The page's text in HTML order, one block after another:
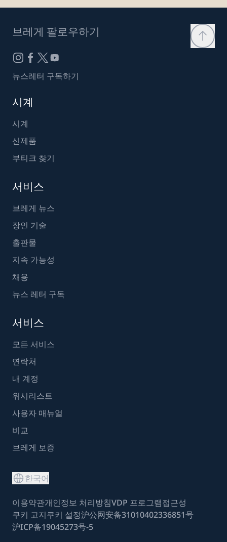
브레게 팔로우하기
뉴스레터 구독하기
시계
시계
신제품
부티크 찾기
서비스
브레게 뉴스
장인 기술
출판물
지속 가능성
채용
뉴스 레터 구독
서비스
모든 서비스
연락처
내 계정
위시리스트
사용자 매뉴얼
비교
브레게 보증
한국어
이용약관개인정보 처리방침VDP 프로그램접근성
쿠키 고지쿠키 설정沪公网安备31010402336851号
沪ICP备19045273号-5